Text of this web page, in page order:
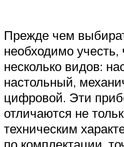
Прежде чем
необходимо учесть,
несколько видов:
настольный,
цифровой. Эти
отличаются не
техническим